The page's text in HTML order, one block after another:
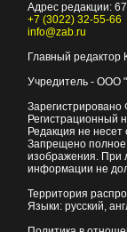
Адрес редакции:
+7 (3022) 32-55-66
info@zab.ru
Главный редактор
Учредитель - ООО
Регистрационный
Редакция не
Запрещено полное
изображения. При
информации не
Территория
Языки: русский,